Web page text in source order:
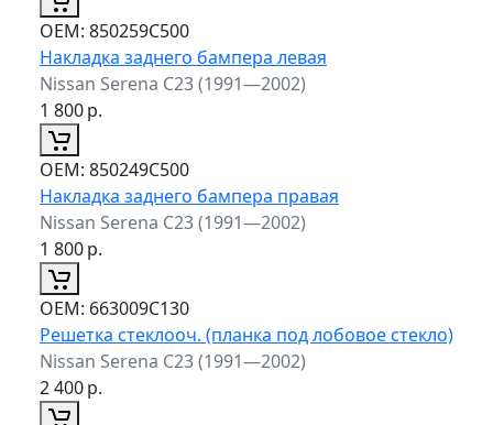
ОЕМ: 850259C500
Накладка заднего бампера левая
Nissan Serena C23 (1991—2002)
1 800р.
ОЕМ: 850249C500
Накладка заднего бампера правая
Nissan Serena C23 (1991—2002)
1 800р.
ОЕМ: 663009C130
Решетка стеклооч. (планка под лобовое стекло)
Nissan Serena C23 (1991—2002)
2 400р.